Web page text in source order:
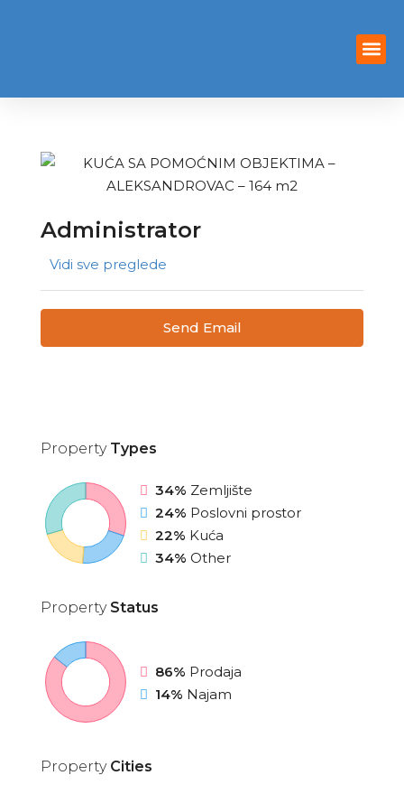
Administrator
Vidi sve preglede
Send Email
PropertyTypes
34% Zemljište
24% Poslovni prostor
22% Kuća
34% Other
PropertyStatus
86% Prodaja
14% Najam
PropertyCities